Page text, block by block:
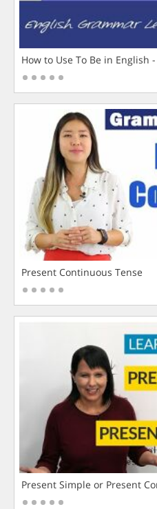
How to Use To Be in English
Present Continuous Tense
Present Simple or Present